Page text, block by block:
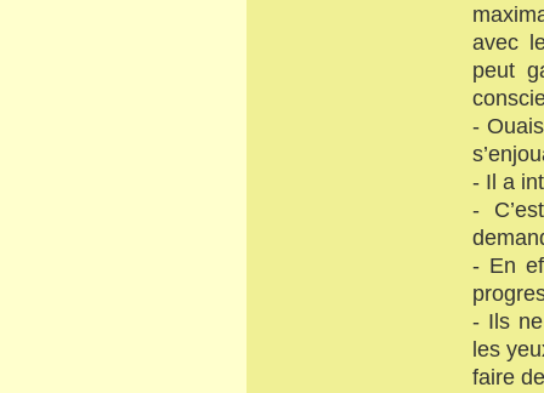
avec
peut
-
- Il a
-
- En
- Ils
les
faire